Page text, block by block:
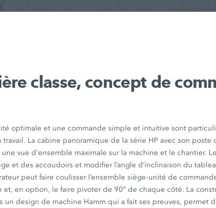
classe, concept de
optimale et une commande simple et intuitive sont
La cabine panoramique de la série HP avec son
vue d'ensemble maximale sur la machine et le chantier.
et des accoudoirs et modifier l’angle d’inclinaison du
peut faire coulisser l’ensemble siège-unité de
en option, le faire pivoter de 90° de chaque côté. La
un design de machine Hamm qui a fait ses preuves, permet